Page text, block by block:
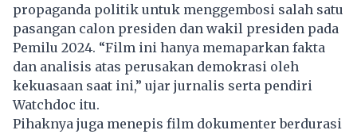
propaganda politik untuk menggembosi salah satu
pasangan calon presiden dan wakil presiden pada
Pemilu 2024. “Film ini hanya memaparkan fakta
dan analisis atas perusakan demokrasi oleh
kekuasaan saat ini,” ujar jurnalis serta pendiri
Watchdoc itu.
Pihaknya juga menepis film dokumenter berdurasi